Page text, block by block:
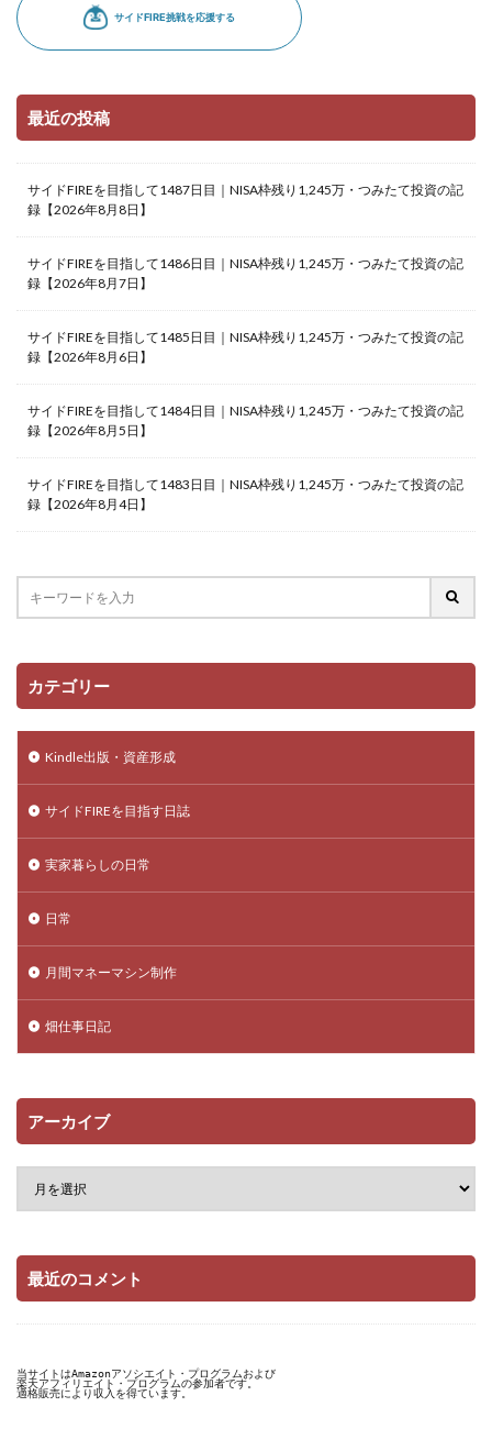
最近の投稿
サイドFIREを目指して1487日目｜NISA枠残り1,245万・つみたて投資の記
録【2026年8月8日】
サイドFIREを目指して1486日目｜NISA枠残り1,245万・つみたて投資の記
録【2026年8月7日】
サイドFIREを目指して1485日目｜NISA枠残り1,245万・つみたて投資の記
録【2026年8月6日】
サイドFIREを目指して1484日目｜NISA枠残り1,245万・つみたて投資の記
録【2026年8月5日】
サイドFIREを目指して1483日目｜NISA枠残り1,245万・つみたて投資の記
録【2026年8月4日】
カテゴリー
Kindle出版・資産形成
サイドFIREを目指す日誌
実家暮らしの日常
日常
月間マネーマシン制作
畑仕事日記
アーカイブ
最近のコメント
当サイトはAmazonアソシエイト・プログラムおよび
楽天アフィリエイト・プログラムの参加者です。
適格販売により収入を得ています。